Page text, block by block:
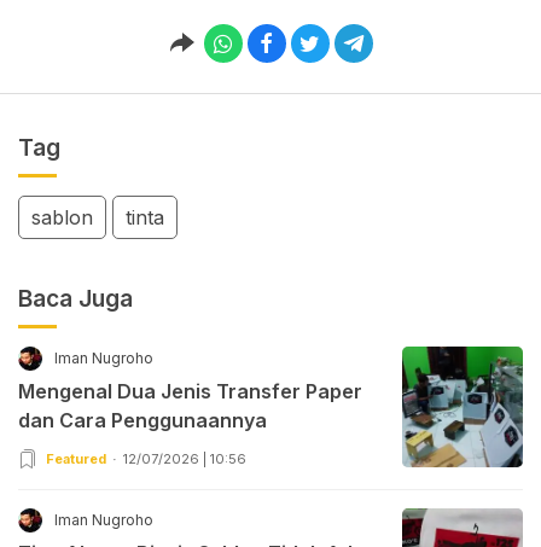
Tag
sablon tinta
Baca Juga
Iman Nugroho
Mengenal Dua Jenis Transfer Paper
dan Cara Penggunaannya
Featured 12/07/2026 | 10:56
Iman Nugroho